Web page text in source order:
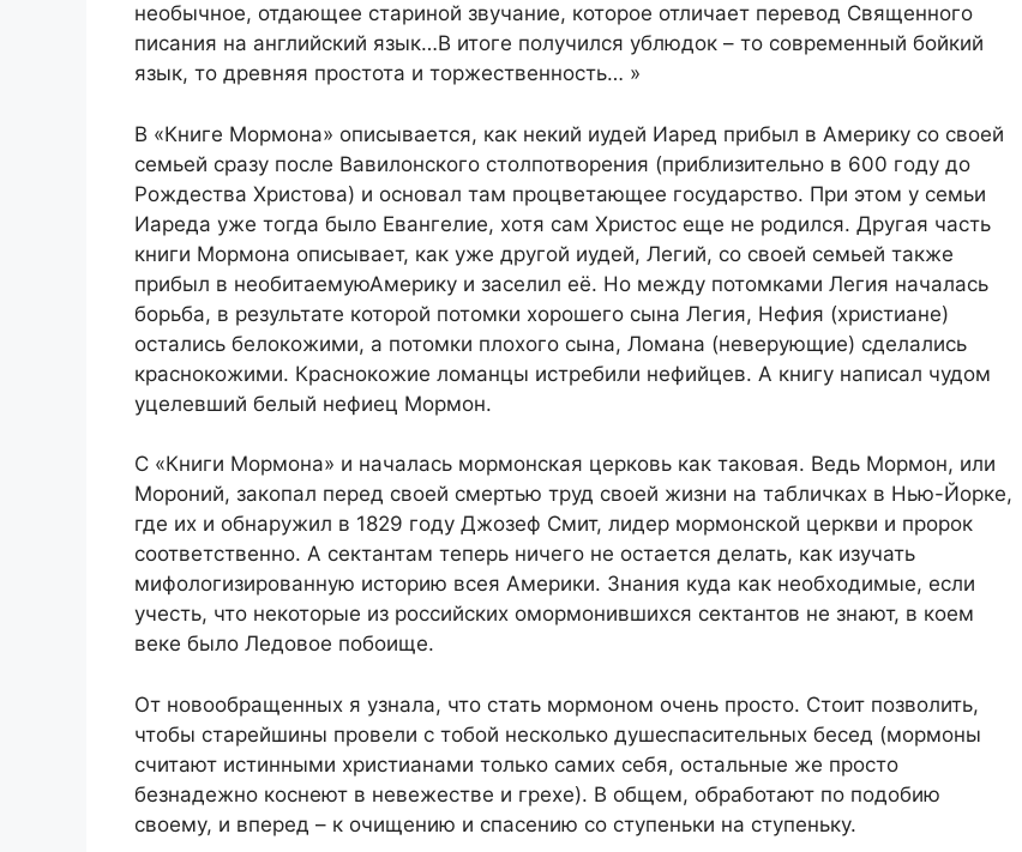
необычное, отдающее стариной звучание, которое отличает перевод Священного
писания на английский язык…В итоге получился ублюдок – то современный бойкий
язык, то древняя простота и торжественность… »
В «Книге Мормона» описывается, как некий иудей Иаред прибыл в Америку со своей
семьей сразу после Вавилонского столпотворения (приблизительно в 600 году до
Рождества Христова) и основал там процветающее государство. При этом у семьи
Иареда уже тогда было Евангелие, хотя сам Христос еще не родился. Другая часть
книги Мормона описывает, как уже другой иудей, Легий, со своей семьей также
прибыл в необитаемуюАмерику и заселил её. Но между потомками Легия началась
борьба, в результате которой потомки хорошего сына Легия, Нефия (христиане)
остались белокожими, а потомки плохого сына, Ломана (неверующие) сделались
краснокожими. Краснокожие ломанцы истребили нефийцев. А книгу написал чудом
уцелевший белый нефиец Мормон.
С «Книги Мормона» и началась мормонская церковь как таковая. Ведь Мормон, или
Мороний, закопал перед своей смертью труд своей жизни на табличках в Нью-Йорке,
где их и обнаружил в 1829 году Джозеф Смит, лидер мормонской церкви и пророк
соответственно. А сектантам теперь ничего не остается делать, как изучать
мифологизированную историю всея Америки. Знания куда как необходимые, если
учесть, что некоторые из российских омормонившихся сектантов не знают, в коем
веке было Ледовое побоище.
От новообращенных я узнала, что стать мормоном очень просто. Стоит позволить,
чтобы старейшины провели с тобой несколько душеспасительных бесед (мормоны
считают истинными христианами только самих себя, остальные же просто
безнадежно коснеют в невежестве и грехе). В общем, обработают по подобию
своему, и вперед – к очищению и спасению со ступеньки на ступеньку.